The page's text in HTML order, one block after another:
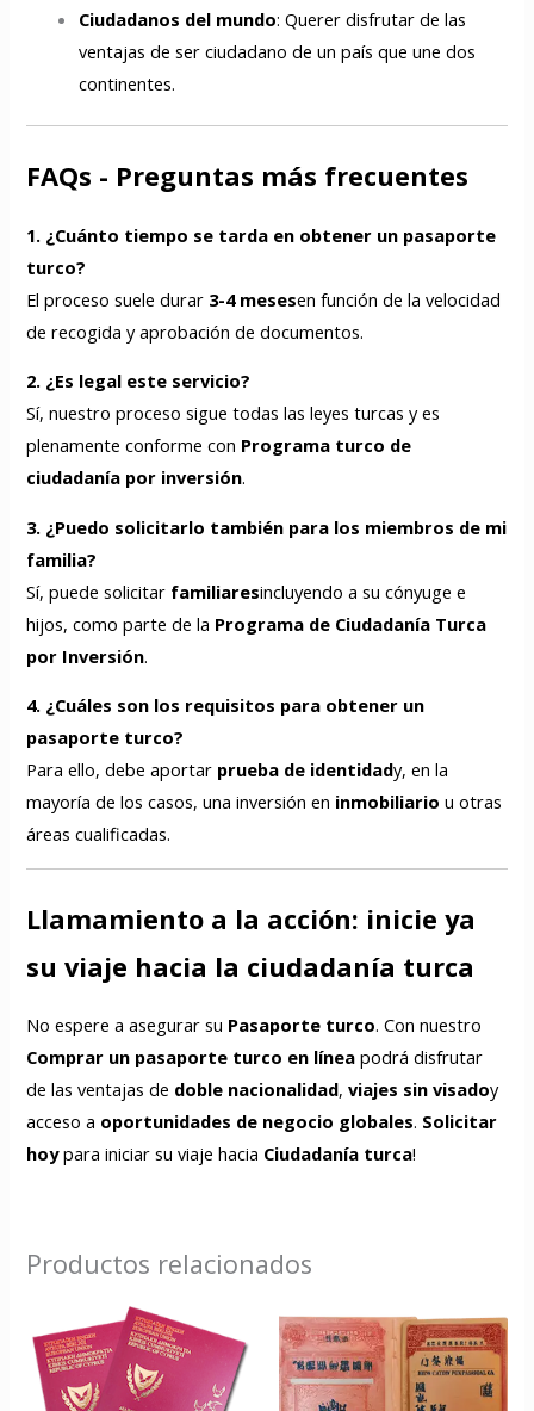
Ciudadanos del mundo: Querer disfrutar de las
ventajas de ser ciudadano de un país que une dos
continentes.
FAQs - Preguntas más frecuentes
1. ¿Cuánto tiempo se tarda en obtener un pasaporte
turco?
El proceso suele durar 3-4 mesesen función de la velocidad
de recogida y aprobación de documentos.
2. ¿Es legal este servicio?
Sí, nuestro proceso sigue todas las leyes turcas y es
plenamente conforme con Programa turco de
ciudadanía por inversión.
3. ¿Puedo solicitarlo también para los miembros de mi
familia?
Sí, puede solicitar familiaresincluyendo a su cónyuge e
hijos, como parte de la Programa de Ciudadanía Turca
por Inversión.
4. ¿Cuáles son los requisitos para obtener un
pasaporte turco?
Para ello, debe aportar prueba de identidady, en la
mayoría de los casos, una inversión en inmobiliario u otras
áreas cualificadas.
Llamamiento a la acción: inicie ya
su viaje hacia la ciudadanía turca
No espere a asegurar su Pasaporte turco. Con nuestro
Comprar un pasaporte turco en línea podrá disfrutar
de las ventajas de doble nacionalidad,viajes sin visadoy
acceso a oportunidades de negocio globales. Solicitar
hoypara iniciar su viaje hacia Ciudadanía turca!
Productos relacionados